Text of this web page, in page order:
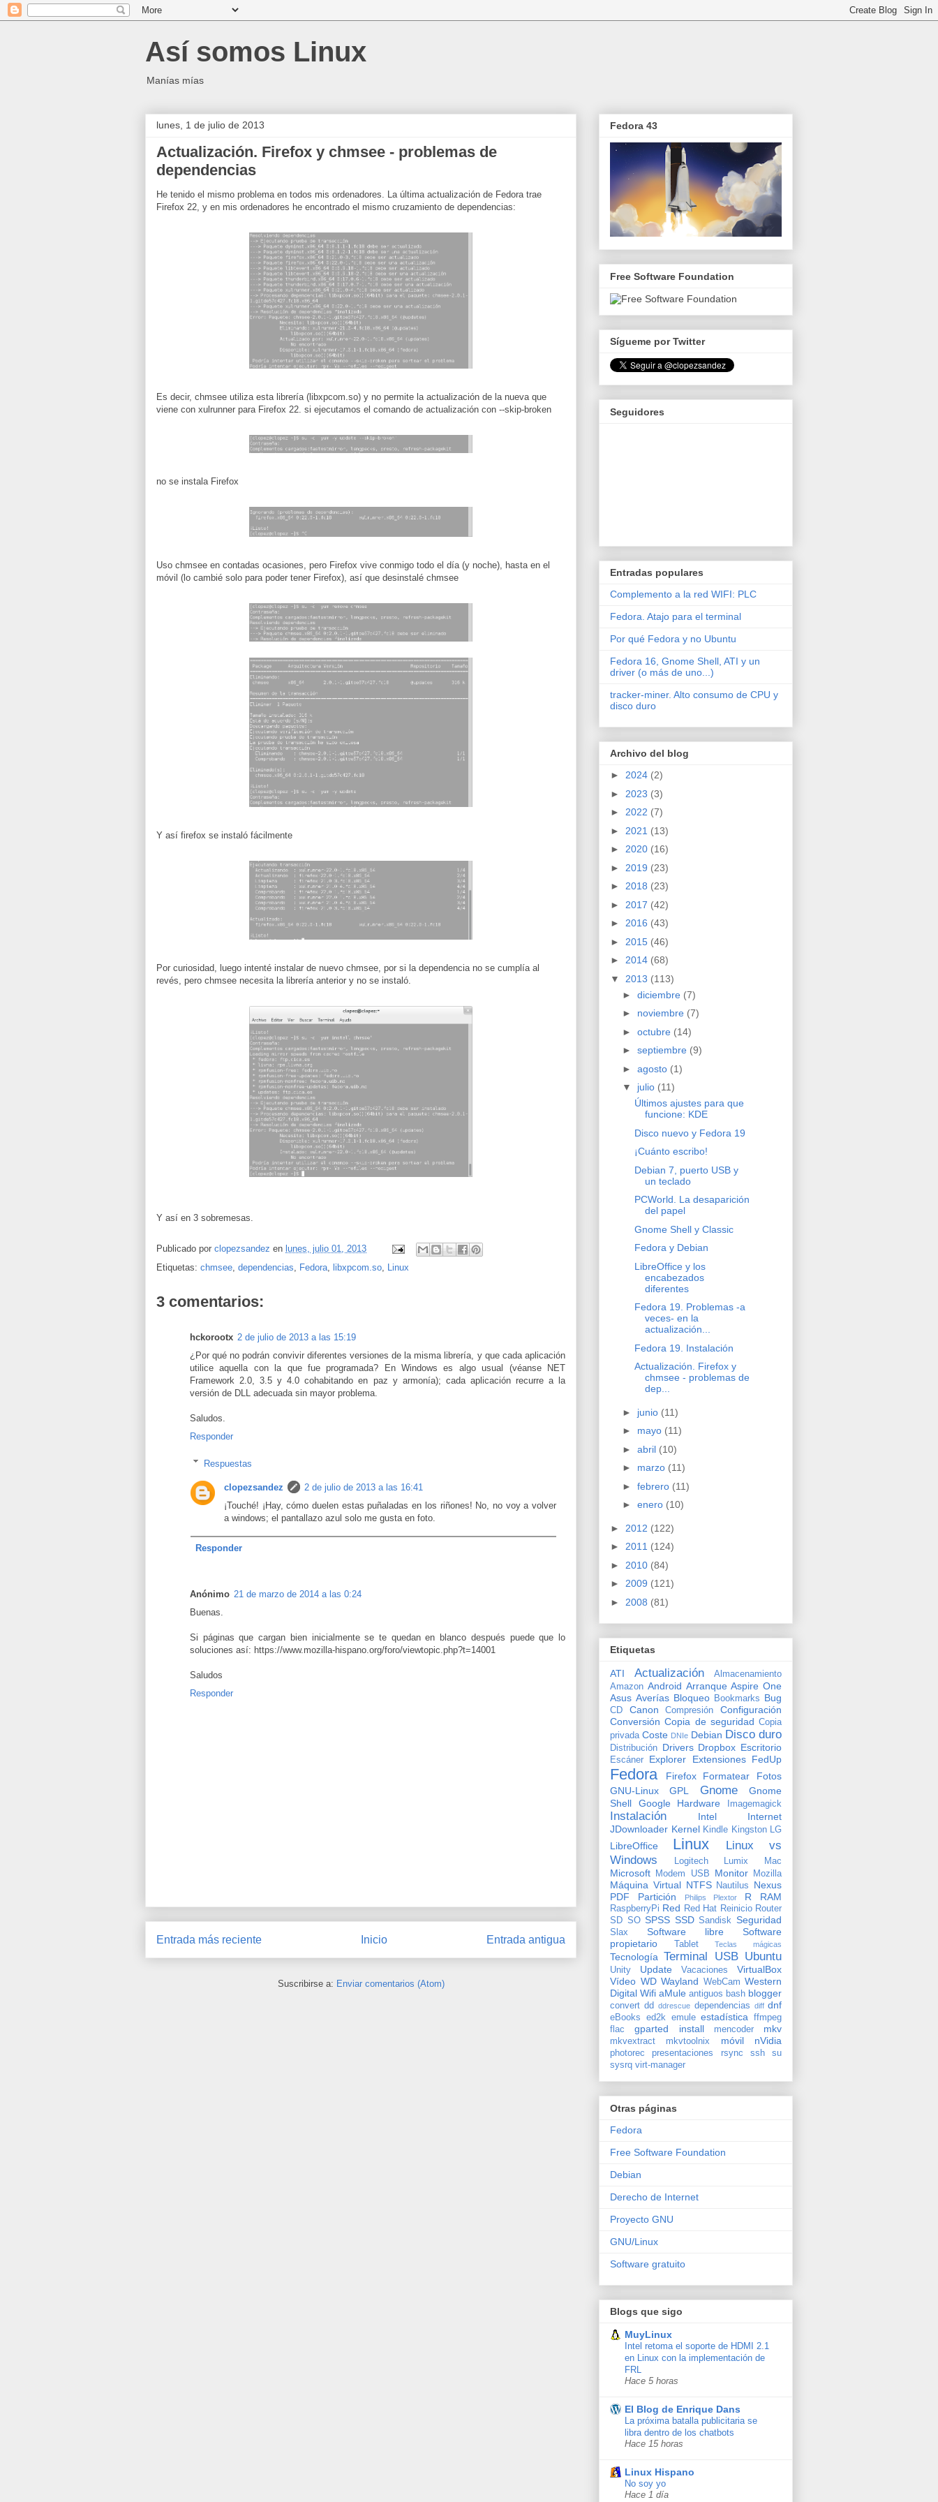
Así somos Linux
Manías mías
lunes, 1 de julio de 2013
Actualización. Firefox y chmsee - problemas de
dependencias
He tenido el mismo problema en todos mis ordenadores. La última actualización de Fedora trae
Firefox 22, y en mis ordenadores he encontrado el mismo cruzamiento de dependencias:
Es decir, chmsee utiliza esta librería (libxpcom.so) y no permite la actualización de la nueva que
viene con xulrunner para Firefox 22. si ejecutamos el comando de actualización con --skip-broken
no se instala Firefox
Uso chmsee en contadas ocasiones, pero Firefox vive conmigo todo el día (y noche), hasta en el
móvil (lo cambié solo para poder tener Firefox), así que desinstalé chmsee
Y así firefox se instaló fácilmente
Por curiosidad, luego intenté instalar de nuevo chmsee, por si la dependencia no se cumplía al
revés, pero chmsee necesita la librería anterior y no se instaló.
Y así en 3 sobremesas.
Publicado por clopezsandez en lunes, julio 01, 2013
Etiquetas: chmsee, dependencias, Fedora, libxpcom.so, Linux
3 comentarios:
hckorootx 2 de julio de 2013 a las 15:19
¿Por qué no podrán convivir diferentes versiones de la misma librería, y que cada aplicación
utilice aquella con la que fue programada? En Windows es algo usual (véanse NET
Framework 2.0, 3.5 y 4.0 cohabitando en paz y armonía); cada aplicación recurre a la
versión de DLL adecuada sin mayor problema.
Saludos.
Responder
Respuestas
clopezsandez
2 de julio de 2013 a las 16:41
¡Touché! ¡Hay, cómo duelen estas puñaladas en los riñones! No, no voy a volver
a windows; el pantallazo azul solo me gusta en foto.
Responder
Anónimo 21 de marzo de 2014 a las 0:24
Buenas.
Si páginas que cargan bien inicialmente se te quedan en blanco después puede que lo
soluciones así: https://www.mozilla-hispano.org/foro/viewtopic.php?t=14001
Saludos
Responder
Entrada más reciente Entrada antigua
Inicio
Suscribirse a: Enviar comentarios (Atom)
Fedora 43
Free Software Foundation
Sígueme por Twitter
Seguidores
Entradas populares
Complemento a la red WIFI: PLC
Fedora. Atajo para el terminal
Por qué Fedora y no Ubuntu
Fedora 16, Gnome Shell, ATI y un
driver (o más de uno...)
tracker-miner. Alto consumo de CPU y
disco duro
Archivo del blog
► 2024 (2)
► 2023 (3)
► 2022 (7)
► 2021 (13)
► 2020 (16)
► 2019 (23)
► 2018 (23)
► 2017 (42)
► 2016 (43)
► 2015 (46)
► 2014 (68)
▼ 2013 (113)
► diciembre (7)
► noviembre (7)
► octubre (14)
► septiembre (9)
► agosto (1)
▼ julio (11)
Últimos ajustes para que
funcione: KDE
Disco nuevo y Fedora 19
¡Cuánto escribo!
Debian 7, puerto USB y
un teclado
PCWorld. La desaparición
del papel
Gnome Shell y Classic
Fedora y Debian
LibreOffice y los
encabezados
diferentes
Fedora 19. Problemas -a
veces- en la
actualización...
Fedora 19. Instalación
Actualización. Firefox y
chmsee - problemas de
dep...
► junio (11)
► mayo (11)
► abril (10)
► marzo (11)
► febrero (11)
► enero (10)
► 2012 (122)
► 2011 (124)
► 2010 (84)
► 2009 (121)
► 2008 (81)
Etiquetas
ATI Actualización
Almacenamiento
Amazon Android Arranque Aspire One
Asus Averías Bloqueo Bookmarks Bug
CD Canon Compresión
Configuración
Conversión Copia de seguridad Copia
privada Coste DNIe Debian Disco duro
Distribución Drivers Dropbox Escritorio
Escáner Explorer Extensiones FedUp
Fedora Firefox Formatear
Fotos
GNU-Linux
GPL Gnome
Gnome
Shell
Google Hardware Imagemagick
Instalación Intel
Internet
JDownloader Kernel Kindle Kingston LG
LibreOffice Linux
Linux vs
Windows
Logitech Lumix Mac
Microsoft Modem USB Monitor Mozilla
Máquina Virtual NTFS Nautilus
Nexus
PDF
Partición Philips Plextor R RAM
RaspberryPi Red Red Hat Reinicio Router
SD SO SPSS SSD Sandisk Seguridad
Slax Software libre
Software
propietario
Tablet Teclas mágicas
Tecnología Terminal USB Ubuntu
Unity Update Vacaciones
VirtualBox
Vídeo WD Wayland WebCam Western
Digital Wifi aMule antiguos bash blogger
convert dd ddrescue dependencias diff dnf
eBooks ed2k emule estadística ffmpeg
flac
gparted install mencoder mkv
mkvextract mkvtoolnix móvil nVidia
photorec presentaciones rsync ssh
su
sysrq virt-manager
Otras páginas
Fedora
Free Software Foundation
Debian
Derecho de Internet
Proyecto GNU
GNU/Linux
Software gratuito
Blogs que sigo
MuyLinux
Intel retoma el soporte de HDMI 2.1
en Linux con la implementación de
FRL
Hace 5 horas
El Blog de Enrique Dans
La próxima batalla publicitaria se
libra dentro de los chatbots
Hace 15 horas
Linux Hispano
No soy yo
Hace 1 día